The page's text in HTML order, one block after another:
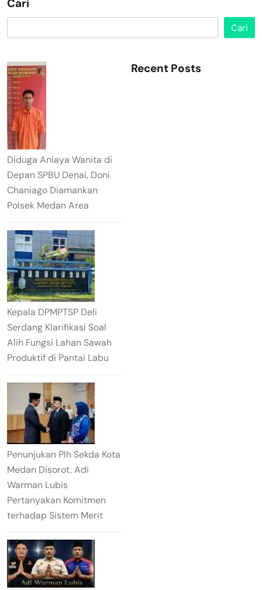
Cari
Cari
Diduga Aniaya Wanita di
Depan SPBU Denai, Doni
Chaniago Diamankan
Polsek Medan Area
Kepala DPMPTSP Deli
Serdang Klarifikasi Soal
Alih Fungsi Lahan Sawah
Produktif di Pantai Labu
Penunjukan Plh Sekda Kota
Medan Disorot, Adi
Warman Lubis
Pertanyakan Komitmen
terhadap Sistem Merit
Recent Posts